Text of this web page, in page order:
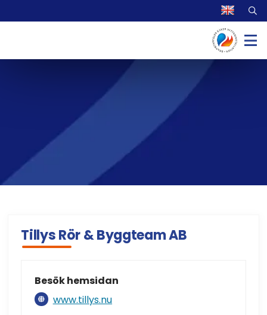
Tillys Rör & Byggteam AB
Besök hemsidan
www.tillys.nu